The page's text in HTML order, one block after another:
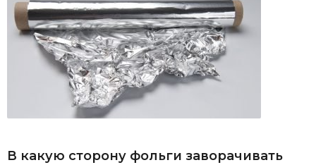
В какую сторону фольги заворачивать